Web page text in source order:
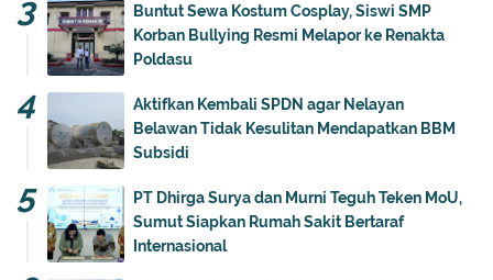
Buntut Sewa Kostum Cosplay, Siswi SMP
Korban Bullying Resmi Melapor ke Renakta
Poldasu
Aktifkan Kembali SPDN agar Nelayan
Belawan Tidak Kesulitan Mendapatkan BBM
Subsidi
PT Dhirga Surya dan Murni Teguh Teken MoU,
Sumut Siapkan Rumah Sakit Bertaraf
Internasional